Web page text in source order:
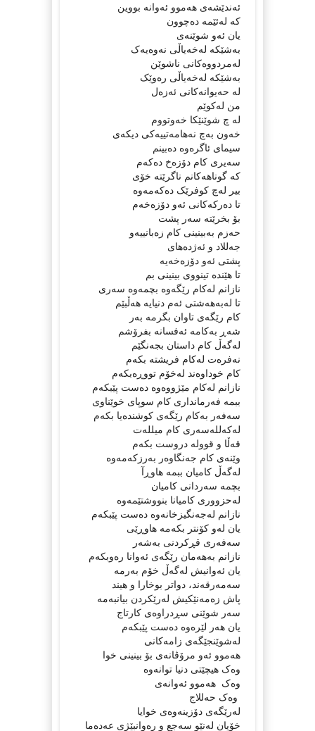
ئەندێشەى هەموو ئەوانە بووین
کە لەئێمە دەچوون
یان ئەو شوێنەى
بەشێکە لەخەیاڵى نەوەیەک
لەمردووەکانى ناشوێن
بەشێکە لەخەیاڵى رەوێک
لە حەیوانەکانى ئەزەل
من لەکوێم
لە چ شوێنێکا خەوتووم
خەون بەچ نەهامەتییەکى دیکەى
سیماى ئاگرەوە دەبینم
سەیرى کام دۆزەخ دەکەم
کە گوناهەکانم ناگرێتە خۆى
بیر لەچ کوفرێک دەکەمەوە
تا دەرکەکانى ئەو دۆزەخەم
بۆ بخرێتە سەر پشت
حەزم بەبینینى کام زەبانییەو
جەللاد و ئەژدەهاى
پشتى ئەو دۆزەخەیە
تا هێندە تینووى بینینى بم
نازانم لەکام رێگەوە بچمەوە سەرى
تا لەبەهەشتى ئەم دنیایە هەڵبێم
کام رێگەى تاوان بگرمە بەر
شەڕ بەکامە ئەفسانە بفرۆشم
لەگەڵ کام داستان بجەنگێم
نەفرەت لەکام فریشتە بکەم
کام خوداوەند لەخۆم تووڕەبکەم
نازانم لەکام مێژووەوە دەست پێبکەم
ببمە فەرماندارى کام سوپاى خوێناوى
سەفەر بەکام رێگەى کوشندەیا بکەم
لەکەللەسەرى کام میللەت
قەڵا و قوولە دروست بکەم
وێنەى کام جەنگاوەر بەرزکەمەوە
لەگەڵ کامیان ببمە هاوڕآ
بچمە سەردانى کامیان
لەحزوورى کامیانا بنووشتێمەوە
نازانم لەجەنگیزخانەوە دەست پێبکەم
یان لەو کۆنتر بکەمە هاوڕێى
سەفەرى قڕکردنى بەشەر
نازانم بەهەمان رێگەى ئەوانا رەوبکەم
یان ئەوانیش لەگەڵ خۆم بەرمە
سەمەرقەند، دواتر بوخارا و هیند
پاش زەمەنێکیش لەرێکردن بیانبەمە
سەر شوێنى سڕدراوەى کارتاج
یان هەر لێرەوە دەست پێبکەم
لەشوێنجێگەى زامەکانى
هەموو ئەو مرۆڤانەى بۆ بینینى خوا
وەک هیچێتى دنیا توانەوە
وەک هەموو ئەوانەى
وەک حەللاج
لەرێگەى دۆزینەوەى خوایا
خۆیان لەنێو سەجع و رەوانبێژى عەدەما